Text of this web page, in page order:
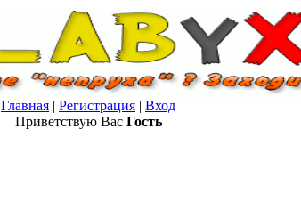
Главная | Регистрация | Вход
Приветствую Вас Гость